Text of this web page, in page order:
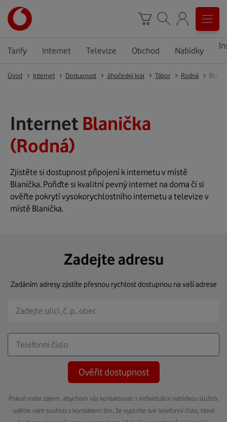
Tarify Internet Televize Obchod Nabídky
Úvod Internet Dostupnost Jihočeský kraj Tábor Rodná
Internet Blanička
(Rodná)
Zjistěte si dostupnost připojení k internetu v místě
Blanička. Pořiďte si kvalitní pevný internet na doma či si
ověřte pokrytí vysokorychlostního internetu a televize v
místě Blanička.
Zadejte adresu
Zadáním adresy zjistíte přesnou rychlost dostupnou na vaší adrese
Ověřit dostupnost
Pokud máte zájem, abychom vás kontaktovali s individuální nabídkou služeb,
udělte nám souhlas s kontaktem tím, že vyplníte své telefonní číslo, které